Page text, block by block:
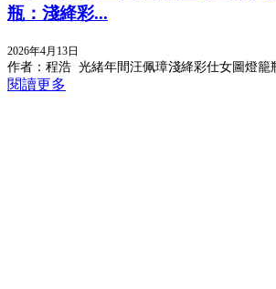
瓶：淺絳彩...
2026年4月13日
作者：程浩 光緒年間汪佩璋淺絳彩仕女圖燈籠
閱讀更多